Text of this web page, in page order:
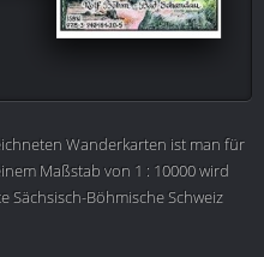
Wanderkarten ist man für
Maßstab von 1 : 10000 wird
Sächsisch-Böhmische Schweiz